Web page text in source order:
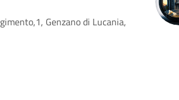
Genzano di Lucania,